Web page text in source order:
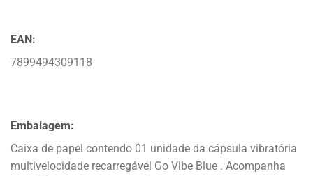
EAN:
7899494309118
Embalagem:
Caixa de papel contendo 01 unidade da cápsula vibratória
multivelocidade recarregável Go Vibe Blue . Acompanha